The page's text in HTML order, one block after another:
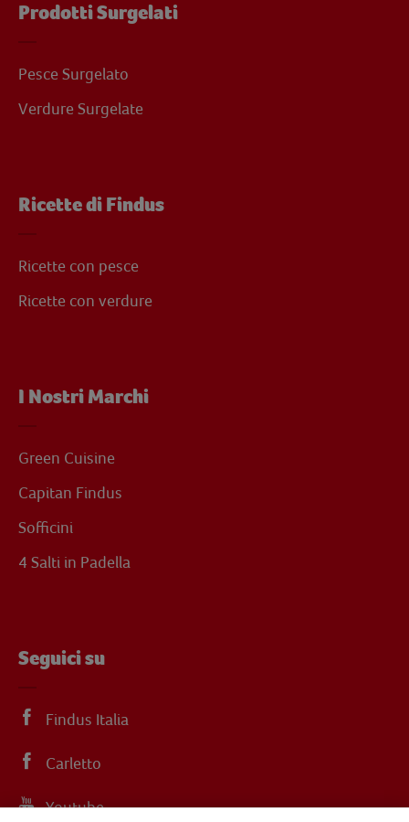
Prodotti Surgelati
Pesce Surgelato
Verdure Surgelate
Ricette di Findus
Ricette con pesce
Ricette con verdure
I Nostri Marchi
Green Cuisine
Capitan Findus
Sofficini
4 Salti in Padella
Seguici su
Findus Italia
Carletto
Youtube